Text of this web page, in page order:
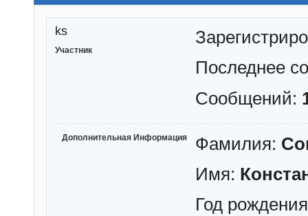
ks
Участник
Последнее
Сообщений:
Дополнительная Информация Фамилия:
Имя:
Год